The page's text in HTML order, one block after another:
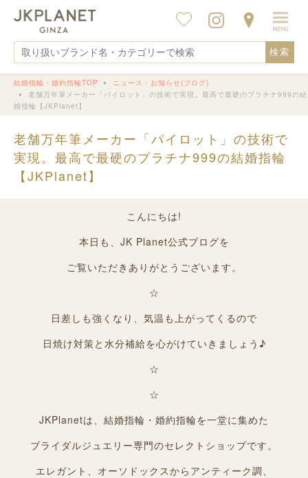
検索
結婚指輪・婚約指輪TOP
ニュース・お知らせ(ブログ)
老舗万年筆メーカー「パイロット」の技術で実現。最高で最硬のプラチナ999の結
婚指輪【JKPlanet】
老舗万年筆メーカー「パイロット」の技術で
実現。最高で最硬のプラチナ999の結婚指輪
【JKPlanet】
こんにちは!
本日も、JK Planet公式ブログを
ご覧いただきありがとうございます。
☆
日差しも強くなり、気温も上がってくるので
日焼け対策と水分補給を心がけていきましょう♪
☆
☆
JKPlanetは、結婚指輪・婚約指輪を一堂に集めた
ブライダルジュエリー専門のセレクトショップです。
エレガント、オーソドックスからアンティーク調、